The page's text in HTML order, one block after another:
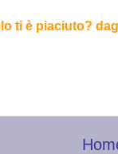
ti è piaciuto?